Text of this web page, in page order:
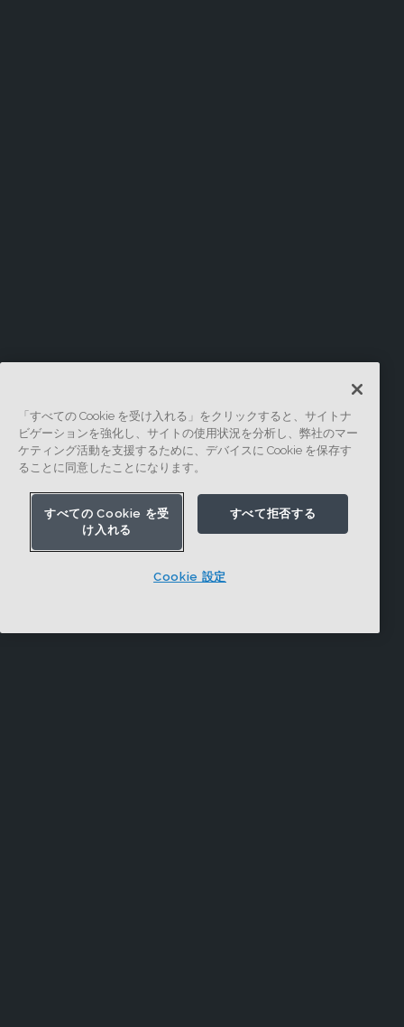
「すべての Cookie を受け入れる」をクリックすると、サイトナ
ビゲーションを強化し、サイトの使用状況を分析し、弊社のマー
ケティング活動を支援するために、デバイスに Cookie を保存す
ることに同意したことになります。
すべての Cookie を受
け入れる
すべて拒否する
Cookie 設定